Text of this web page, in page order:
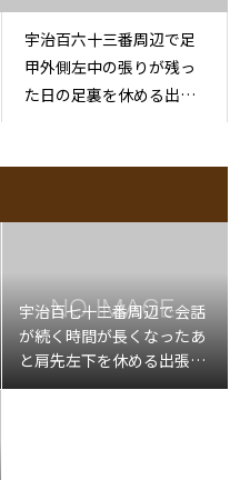
宇治百六十三番周辺で足
甲外側左中の張りが残っ
た日の足裏を休める出張
宇治百七十三番周辺で会話
が続く時間が長くなったあ
と肩先左下を休める出張マ
ッサージ